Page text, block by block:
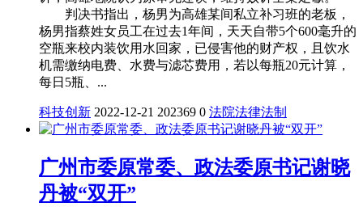
判决书指出，杨男为高雄某间私立补习班的老板，
杨男指蔡姓女员工在过去1年间，天天自带5个600毫升的
空瓶来校内装饮用水回家，已侵害他的财产权，且饮水
机需缴纳电费、水费与滤芯费用，若以每瓶20元计算，
每日5瓶、...
科技创新 2022-12-21 202369 0 法院法律法制
广州市委原常委、政法委原书记谢晓
丹被“双开”